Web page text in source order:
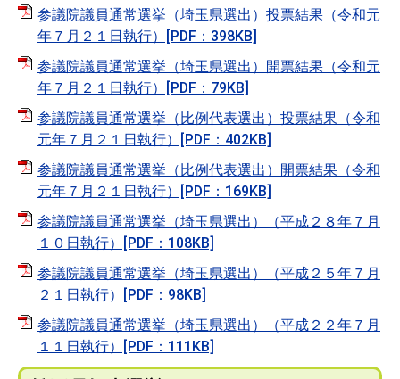
参議院議員通常選挙（埼玉県選出）投票結果（令和元
年７月２１日執行）[PDF：398KB]
参議院議員通常選挙（埼玉県選出）開票結果（令和元
年７月２１日執行）[PDF：79KB]
参議院議員通常選挙（比例代表選出）投票結果（令和
元年７月２１日執行）[PDF：402KB]
参議院議員通常選挙（比例代表選出）開票結果（令和
元年７月２１日執行）[PDF：169KB]
参議院議員通常選挙（埼玉県選出）（平成２８年７月
１０日執行）[PDF：108KB]
参議院議員通常選挙（埼玉県選出）（平成２５年７月
２１日執行）[PDF：98KB]
参議院議員通常選挙（埼玉県選出）（平成２２年７月
１１日執行）[PDF：111KB]